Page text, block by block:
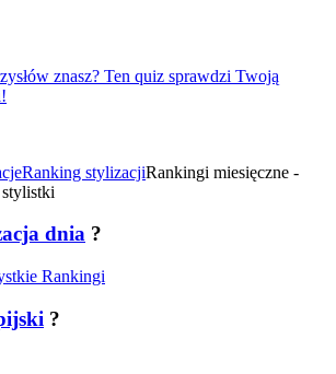
znasz? Ten quiz sprawdzi Twoją
Ranking stylizacjiRankingi miesięczne -
dnia ?
Rankingi
?